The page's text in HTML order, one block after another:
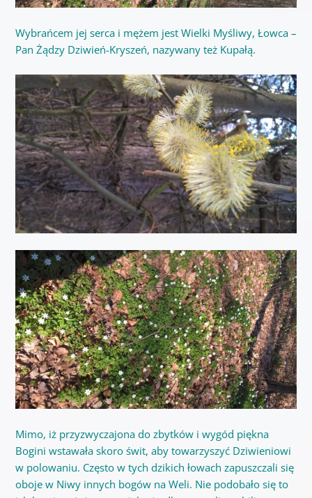
Wybrańcem jej serca i mężem jest Wielki Myśliwy, Łowca –
Pan Żądzy Dziwień-Kryszeń, nazywany też Kupałą.
Mimo, iż przyzwyczajona do zbytków i wygód piękna
Bogini wstawała skoro świt, aby towarzyszyć Dziwieniowi
w polowaniu. Często w tych dzikich łowach zapuszczali się
oboje w Niwy innych bogów na Weli. Nie podobało się to